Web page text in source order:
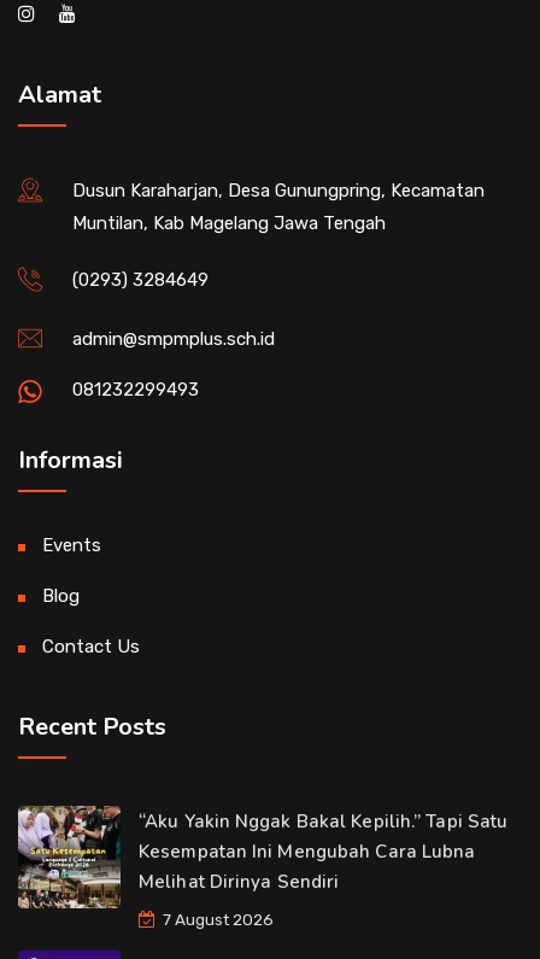
Alamat
Dusun Karaharjan, Desa Gunungpring, Kecamatan
Muntilan, Kab Magelang Jawa Tengah
(0293) 3284649
admin@smpmplus.sch.id
081232299493
Informasi
Events
Blog
Contact Us
Recent Posts
“Aku Yakin Nggak Bakal Kepilih.” Tapi Satu
Kesempatan Ini Mengubah Cara Lubna
Melihat Dirinya Sendiri
7 August 2026